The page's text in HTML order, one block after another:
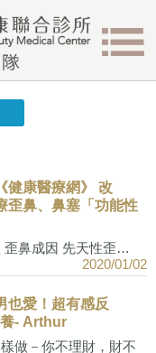
健康醫療網》 改
歪鼻、鼻塞「功能性
2020/01/02
歪鼻成因 先天性歪…
也愛！超有感反
養- Arthur
做－你不理財，財不